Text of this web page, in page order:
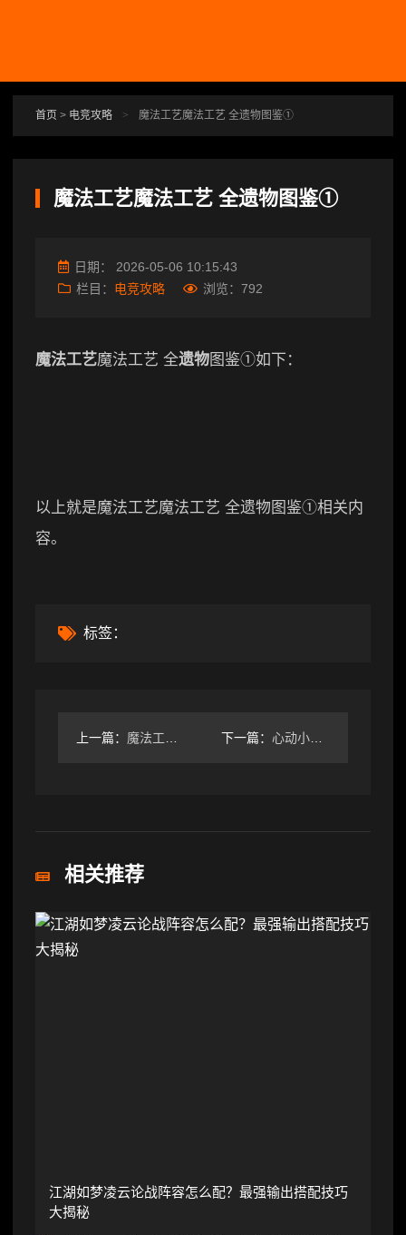
首页 > 电竞攻略 > 魔法工艺魔法工艺 全遗物图鉴①
魔法工艺魔法工艺 全遗物图鉴①
日期： 2026-05-06 10:15:43
栏目： 电竞攻略 浏览： 792
魔法工艺魔法工艺 全遗物图鉴①如下：
以上就是魔法工艺魔法工艺 全遗物图鉴①相关内
容。
标签：
上一篇： 魔法工艺魔法工艺 全怪物图鉴 前四章 下一篇： 心动小镇家园评分规律，1万评分家具建材汇总
相关推荐
江湖如梦凌云论战阵容怎么配？最强输出搭配技巧
大揭秘